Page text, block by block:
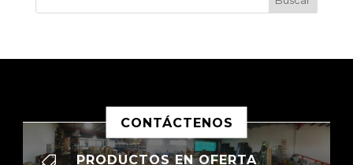
CONTÁCTENOS
PRODUCTOS EN OFERTA